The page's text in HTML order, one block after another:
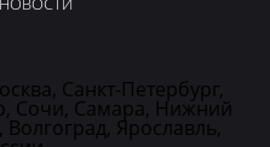
Санкт-Петербург,
Сочи, Самара, Нижний
Ярославль,